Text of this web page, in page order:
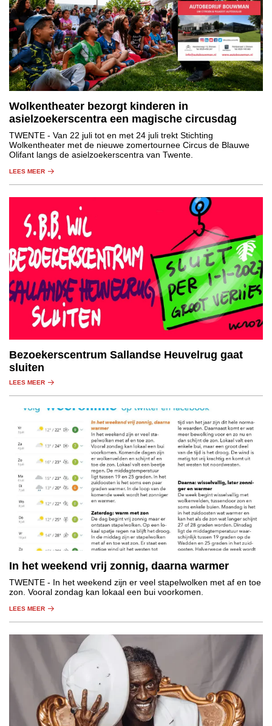
Wolkentheater bezorgt kinderen in
asielzoekerscentra een magische circusdag
TWENTE - Van 22 juli tot en met 24 juli trekt Stichting
Wolkentheater met de nieuwe zomertournee Circus de Blauwe
Olifant langs de asielzoekerscentra van Twente.
LEES MEER
Bezoekerscentrum Sallandse Heuvelrug gaat
sluiten
LEES MEER
In het weekend vrij zonnig, daarna warmer
TWENTE - In het weekend zijn er veel stapelwolken met af en toe
zon. Vooral zondag kan lokaal een bui voorkomen.
LEES MEER